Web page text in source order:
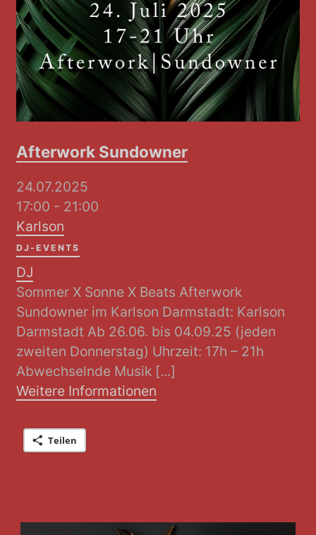
Afterwork Sundowner
24.07.2025
17:00 - 21:00
Karlson
DJ-EVENTS
DJ
Sommer X Sonne X Beats Afterwork
Sundowner im Karlson Darmstadt: Karlson
Darmstadt Ab 26.06. bis 04.09.25 (jeden
zweiten Donnerstag) Uhrzeit: 17h – 21h
Abwechselnde Musik [...]
Weitere Informationen
Teilen